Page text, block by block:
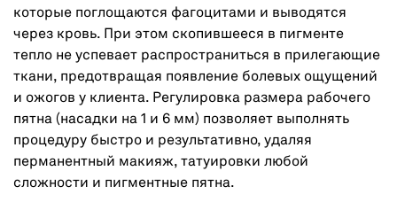
которые поглощаются фагоцитами и выводятся
через кровь. При этом скопившееся в пигменте
тепло не успевает распространиться в прилегающие
ткани, предотвращая появление болевых ощущений
и ожогов у клиента. Регулировка размера рабочего
пятна (насадки на 1 и 6 мм) позволяет выполнять
процедуру быстро и результативно, удаляя
перманентный макияж, татуировки любой
сложности и пигментные пятна.